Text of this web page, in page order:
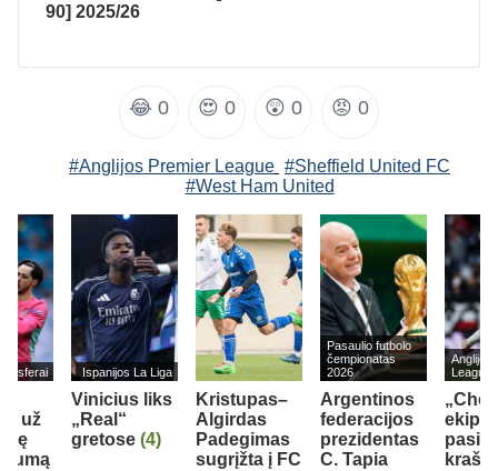
90] 2025/26
😂 0 😍 0 😲 0 😡 0
#Anglijos Premier League #Sheffield United FC
#West Ham United
už
Ispanijos La Liga
Vinicius liks
„Real“
gretose (4)
Kristupas–
Algirdas
Padegimas
sugrįžta į FC
Pasaulio futbolo
čempionatas
2026
Argentinos
federacijos
prezidentas
C. Tapia
Anglijos
League
ekipa
krašto